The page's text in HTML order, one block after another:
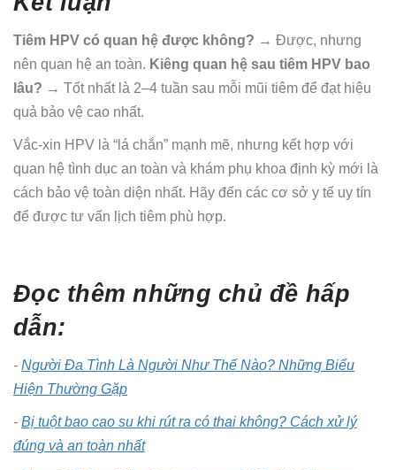
Tiêm HPV có quan hệ được không? → Được, nhưng
nên quan hệ an toàn. Kiêng quan hệ sau tiêm HPV bao
lâu? → Tốt nhất là 2–4 tuần sau mỗi mũi tiêm để đạt hiệu
quả bảo vệ cao nhất.
Vắc-xin HPV là “lá chắn” mạnh mẽ, nhưng kết hợp với
quan hệ tình dục an toàn và khám phụ khoa định kỳ mới là
cách bảo vệ toàn diện nhất. Hãy đến các cơ sở y tế uy tín
để được tư vấn lịch tiêm phù hợp.
Đọc thêm những chủ đề hấp
dẫn:
- Người Đa Tình Là Người Như Thế Nào? Những Biểu
Hiện Thường Gặp
- Bị tuột bao cao su khi rút ra có thai không? Cách xử lý
đúng và an toàn nhất